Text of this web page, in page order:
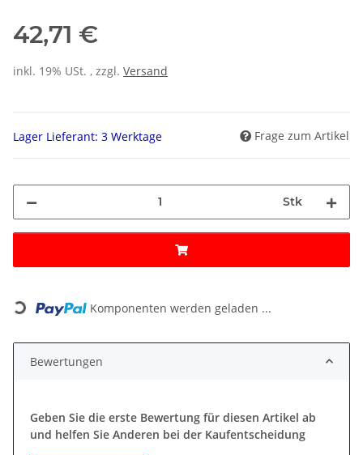
42,71 €
inkl. 19% USt. , zzgl. Versand
Lager Lieferant: 3 Werktage Frage zum Artikel
Stk
Loading... Komponenten werden geladen ...
Bewertungen
Geben Sie die erste Bewertung für diesen Artikel ab
und helfen Sie Anderen bei der Kaufentscheidung